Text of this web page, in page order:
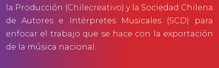
la Producción (Chilecreativo) y la Sociedad Chilena
de Autores e Intérpretes Musicales (SCD) para
enfocar el trabajo que se hace con la exportación
de la música nacional.